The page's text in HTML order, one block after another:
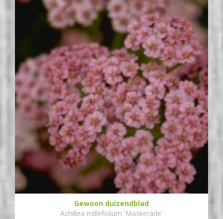
Gewoon duizendblad
Achillea millefolium 'Maskerade'